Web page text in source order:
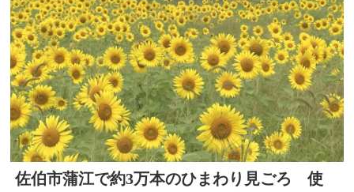
佐伯市蒲江で約3万本のひまわり見ごろ 使